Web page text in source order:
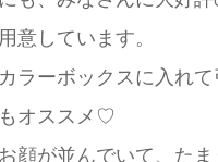
意しています。
ラーボックスに入れ
オススメ♡
顔が並んでいて、た